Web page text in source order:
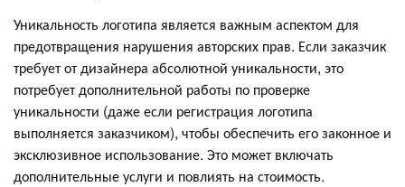
Уникальность логотипа является важным аспектом для
предотвращения нарушения авторских прав. Если заказчик
требует от дизайнера абсолютной уникальности, это
потребует дополнительной работы по проверке
уникальности (даже если регистрация логотипа
выполняется заказчиком), чтобы обеспечить его законное и
эксклюзивное использование. Это может включать
дополнительные услуги и повлиять на стоимость.